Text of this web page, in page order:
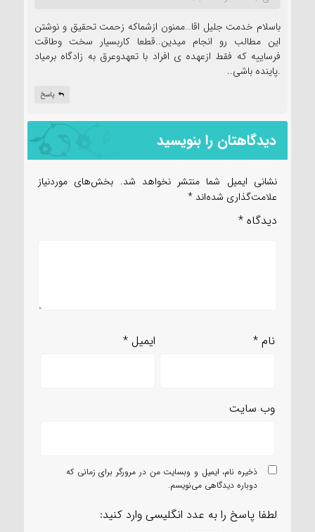
باسلام خدمت جلیل اقا…ممنون ازشماکه زحمت تحقیق و نوشتن
این مطالب رو انجام میدین..قطعا کاربسیار سخت وطاقت
فرساییه که فقط ازعهده ی افراد با تعهدوعرق به زادگاه برمیاد
.پاینده باشی..
پاسخ
دیدگاهتان را بنویسید
نشانی ایمیل شما منتشر نخواهد شد. بخش‌های موردنیاز
علامت‌گذاری شده‌اند *
دیدگاه *
نام* ایمیل*
وب‌ سایت
ذخیره نام، ایمیل و وبسایت من در مرورگر برای زمانی که
دوباره دیدگاهی می‌نویسم.
لطفا پاسخ را به عدد انگلیسی وارد کنید: